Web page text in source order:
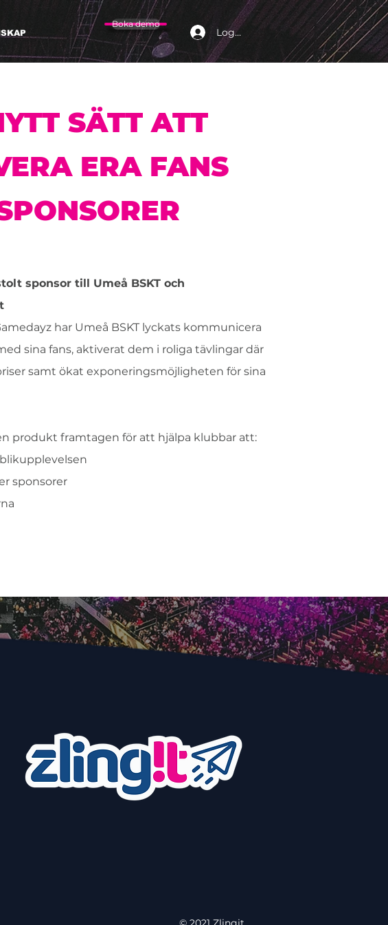
Boka demo
Logga in
SÄTT ATT
ERA FANS
sponsor till Umeå BSKT och
har Umeå BSKT lyckats kommunicera
sina fans, aktiverat dem i roliga tävlingar där
samt ökat exponeringsmöjligheten för sina
produkt framtagen för att hjälpa klubbar att:
sponsorer